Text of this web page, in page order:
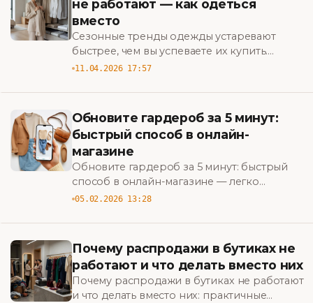
не работают — как одеться
вместо
Сезонные тренды одежды устаревают
быстрее, чем вы успеваете их купить.
Узнайте, как формировать стиль, который
бюджета.
11.04.2026 17:57
Обновите гардероб за 5 минут:
быстрый способ в онлайн-
магазине
Обновите гардероб за 5 минут: быстрый
способ в онлайн-магазине — легко
подберите стильные комплекты,
предложения.
05.02.2026 13:28
Почему распродажи в бутиках не
работают и что делать вместо них
Почему распродажи в бутиках не работают
и что делать вместо них: практичные